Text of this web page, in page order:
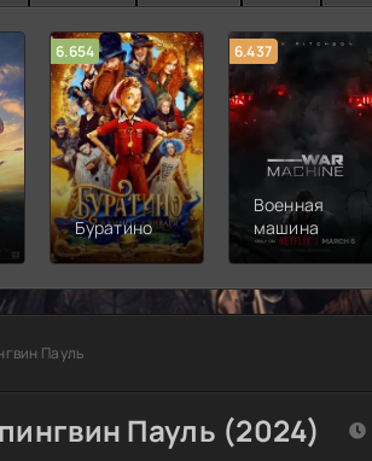
6.654
Буратино
6.437
Военная
машина
Пауль
Пауль (2024)